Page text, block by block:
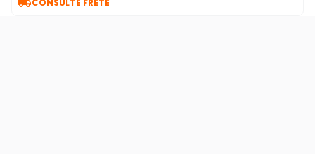
CONSULTE FRETE